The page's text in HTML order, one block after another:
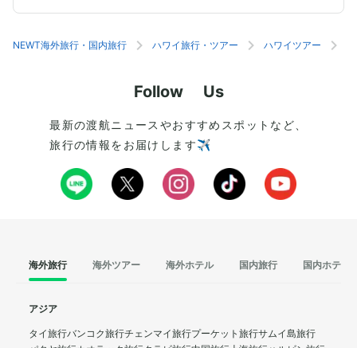
NEWT海外旅行・国内旅行 ハワイ旅行・ツアー ハワイツアー
Follow Us
最新の渡航ニュースやおすすめスポットなど、
旅行の情報をお届けします✈️
海外旅行 海外ツアー 海外ホテル 国内旅行 国内ホテル
アジア
タイ旅行バンコク旅行チェンマイ旅行プーケット旅行サムイ島旅行